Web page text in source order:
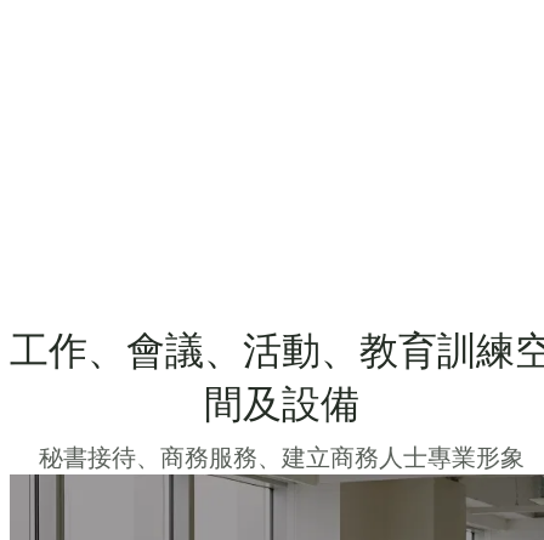
工作、會議、活動、教育訓練
間及設備
秘書接待、商務服務、建立商務人士專業形象